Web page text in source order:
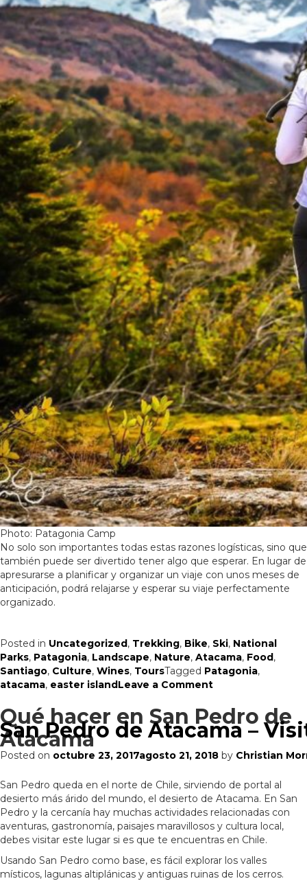
Photo: Patagonia Camp
No solo son importantes todas estas razones logísticas, sino que
también puede ser divertido tener algo que esperar. En lugar de
apresurarse a planificar y organizar un viaje con unos meses de
anticipación, podrá relajarse y esperar su viaje perfectamente
organizado.
Posted in Uncategorized, Trekking, Bike, Ski, National
Parks, Patagonia, Landscape, Nature, Atacama, Food,
Santiago, Culture, Wines, ToursTagged Patagonia,
atacama, easter islandLeave a Commenton
qué
es
una
buena
planificar
sus
vacaciones
a
Chile
San Pedro de Atacama –
Posted on octubre 23, 2017agosto 21, 2018 by Christian
Qué hacer en San Pedro de
Atacama
San Pedro queda en el norte de Chile, sirviendo de portal al
desierto más árido del mundo, el desierto de Atacama. En San
Pedro y la cercanía hay muchas actividades relacionadas con
aventuras, gastronomía, paisajes maravillosos y cultura local,
debes visitar este lugar si es que te encuentras en Chile.
Usando San Pedro como base, es fácil explorar los valles
místicos, lagunas altiplánicas y antiguas ruinas de los cerros.